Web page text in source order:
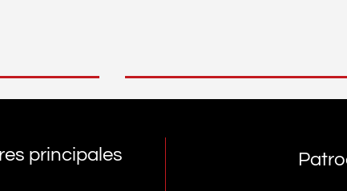
principales